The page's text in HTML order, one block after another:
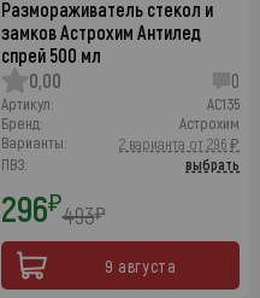
Размораживатель стекол и
замков Астрохим Антилед
спрей 500 мл
0,00
0
Артикул:
AC135
Бренд:
Астрохим
Варианты:
2 варианта от 296 ₽
ПВЗ:
выбрать
296₽493₽
9 августа